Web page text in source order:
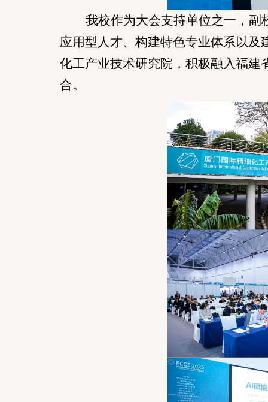
我校作为大会支持单位之一，
应用型人才、构建特色专业体系以
化工产业技术研究院，积极融入福
合。